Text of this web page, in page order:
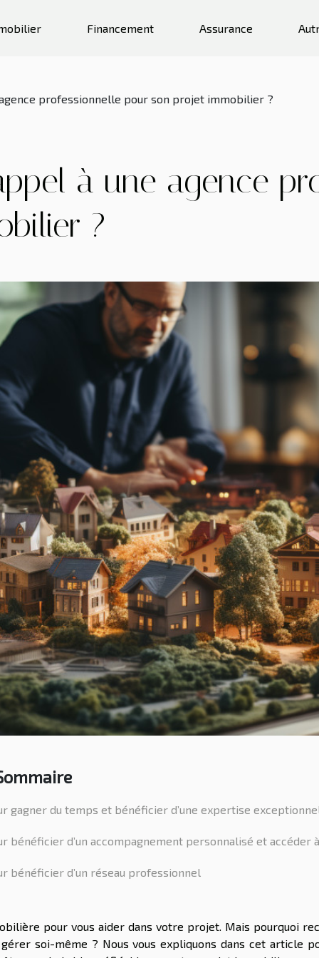
Financement Assurance
professionnelle pour son projet immobilier ?
à une agence
?
gagner du temps et bénéficier d’une expertise
bénéficier d’un accompagnement personnalisé et accéder
bénéficier d’un réseau professionnel
pour vous aider dans votre projet. Mais pourquoi
soi-même ? Nous vous expliquons dans cet article